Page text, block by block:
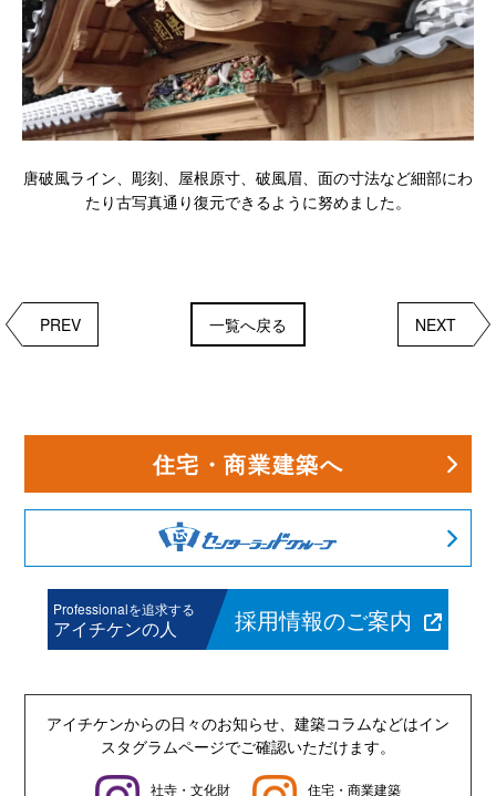
唐破風ライン、彫刻、屋根原寸、破風眉、面の寸法など細部にわ
たり古写真通り復元できるように努めました。
PREV 一覧へ戻る NEXT
住宅・商業建築へ
Professionalを追求する
アイチケンの人 採用情報のご案内
アイチケンからの日々のお知らせ、建築コラムなどはイン
スタグラムページでご確認いただけます。
社寺・文化財 住宅・商業建築